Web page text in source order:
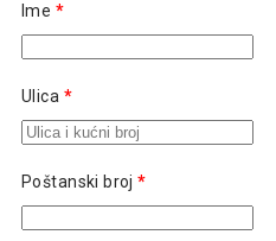
Ime *
Ulica *
Poštanski broj*